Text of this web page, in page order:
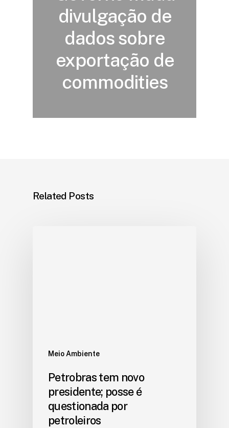
divulgação de
dados sobre
exportação de
commodities
Related Posts
Meio Ambiente
Petrobras tem novo
presidente; posse é
questionada por
petroleiros